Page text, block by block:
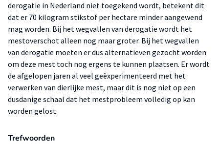
derogatie in Nederland niet toegekend wordt, betekent dit
dat er 70 kilogram stikstof per hectare minder aangewend
mag worden. Bij het wegvallen van derogatie wordt het
mestoverschot alleen nog maar groter. Bij het wegvallen
van derogatie moeten er dus alternatieven gezocht worden
om deze mest toch nog ergens te kunnen plaatsen. Er wordt
de afgelopen jaren al veel geëxperimenteerd met het
verwerken van dierlijke mest, maar dit is nog niet op een
dusdanige schaal dat het mestprobleem volledig op kan
worden gelost.
Trefwoorden